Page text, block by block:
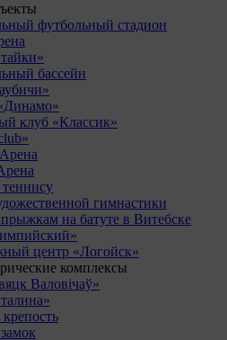
футбольный стадион
бассейн
клуб «Классик»
гимнастики
на батуте в Витебске
центр «Логойск»
комплексы
Валовічаў»
крепость